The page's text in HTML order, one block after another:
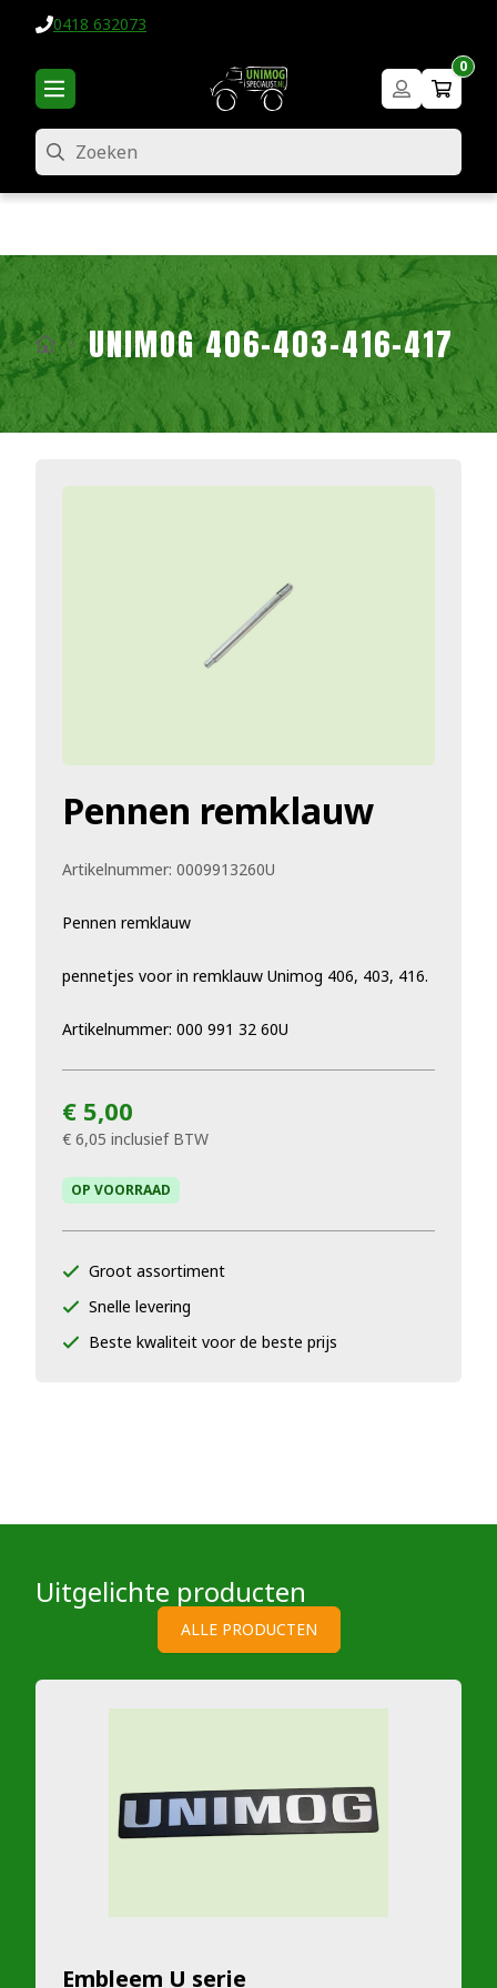
0418 632073
0
Zoeken
UNIMOG 406-403-416-417
Pennen remklauw
Artikelnummer: 0009913260U
Pennen remklauw
pennetjes voor in remklauw Unimog 406, 403, 416.
Artikelnummer: 000 991 32 60U
€ 5,00
€ 6,05 inclusief BTW
OP VOORRAAD
Groot assortiment
Snelle levering
Beste kwaliteit voor de beste prijs
Uitgelichte producten
ALLE PRODUCTEN
Embleem U serie